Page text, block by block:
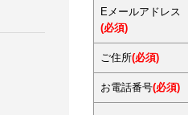
Eメールアドレス
(必須)
ご住所(必須)
お電話番号(必須)